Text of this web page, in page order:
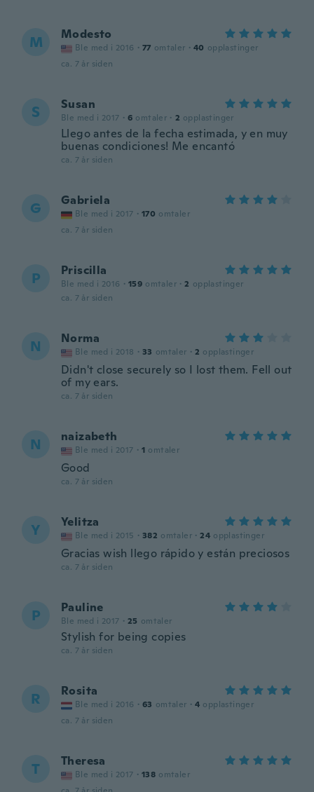
M Modesto
Ble med i 2016 · 77 omtaler · 40 opplastinger
ca. 7 år siden
S Susan
Ble med i 2017 · 6 omtaler · 2 opplastinger
Llego antes de la fecha estimada, y en muy
buenas condiciones! Me encantó
ca. 7 år siden
G Gabriela
Ble med i 2017 · 170 omtaler
ca. 7 år siden
P Priscilla
Ble med i 2016 · 159 omtaler · 2 opplastinger
ca. 7 år siden
N Norma
Ble med i 2018 · 33 omtaler · 2 opplastinger
Didn't close securely so I lost them. Fell out
of my ears.
ca. 7 år siden
N naizabeth
Ble med i 2017 · 1 omtaler
Good
ca. 7 år siden
Y Yelitza
Ble med i 2015 · 382 omtaler · 24 opplastinger
Gracias wish llego rápido y están preciosos
ca. 7 år siden
P Pauline
Ble med i 2017 · 25 omtaler
Stylish for being copies
ca. 7 år siden
R Rosita
Ble med i 2016 · 63 omtaler · 4 opplastinger
ca. 7 år siden
T Theresa
Ble med i 2017 · 138 omtaler